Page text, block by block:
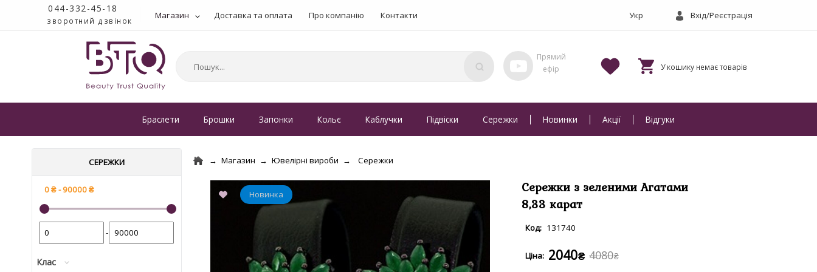
044-332-45-18
зворотний дзвінок Магазин Доставка та оплата Про компанію Контакти Вхід/Реєстрація
Браслети Брошки Запонки Кольє Каблучки Підвіски Сережки Новинки Акції Відгуки
СЕРЕЖКИ
-
Клас
Магазин Ювелірні вироби Сережки
Сережки з зеленими Агатами
8,33 карат
131740
4080₴
2040₴